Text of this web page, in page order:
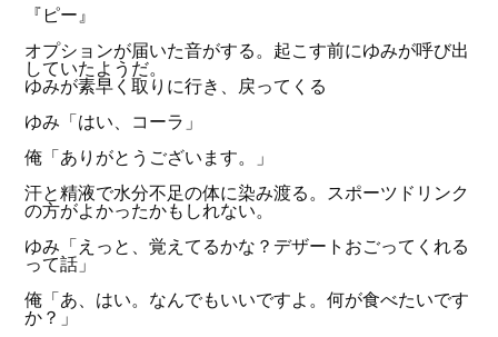
『ピー』
オプションが届いた音がする。起こす前にゆみが呼び出
していたようだ。
ゆみが素早く取りに行き、戻ってくる
ゆみ「はい、コーラ」
俺「ありがとうございます。」
汗と精液で水分不足の体に染み渡る。スポーツドリンク
の方がよかったかもしれない。
ゆみ「えっと、覚えてるかな？デザートおごってくれる
って話」
俺「あ、はい。なんでもいいですよ。何が食べたいです
か？」